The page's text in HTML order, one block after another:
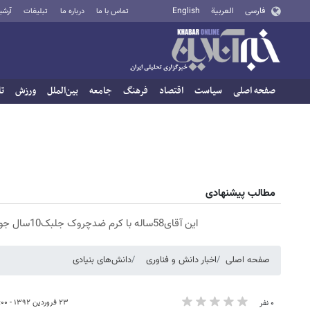
فارسی العربية English تماس با ما درباره ما تبلیغات
صفحه اصلی سیاست اقتصاد فرهنگ جامعه بین‌الملل ورزش
مطالب پیشنهادی
این آقای58ساله با کرم ضدچروک جلبک10سال جوان شد(سفارش با تخفیف)
صفحه اصلی اخبار دانش و فناوری دانش‌های بنیادی
۰ نفر ۲۳ فروردین ۱۳۹۲ - ۱۶:۰۰